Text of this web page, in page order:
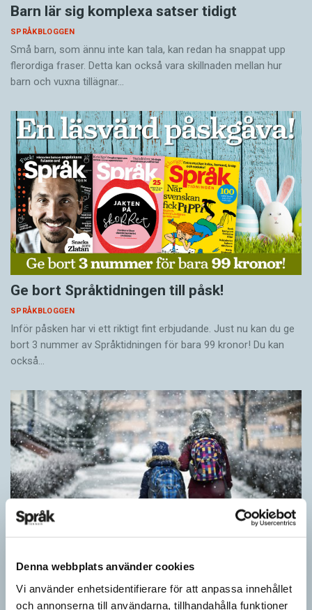
Denna webbplats använder cookies
Vi använder enhetsidentifierare för att anpassa innehållet
och annonserna till användarna, tillhandahålla funktioner
Barn lär sig komplexa satser tidigt
SPRÅKBLOGGEN
Små barn, som ännu inte kan tala, kan redan ha snappat upp
flerordiga fraser. Detta kan också vara skillnaden mellan hur
barn och vuxna tillägnar…
Ge bort Språktidningen till påsk!
SPRÅKBLOGGEN
Inför påsken har vi ett riktigt fint erbjudande. Just nu kan du ge
bort 3 nummer av Språktidningen för bara 99 kronor! Du kan
också…
Särskolan byter namn